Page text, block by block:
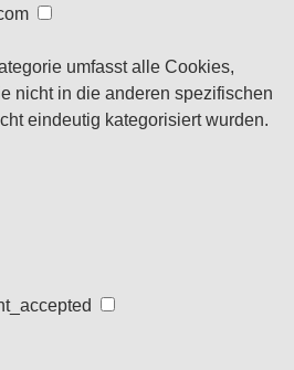
umfasst alle Cookies,
nicht in die anderen spezifischen
eindeutig kategorisiert wurden.